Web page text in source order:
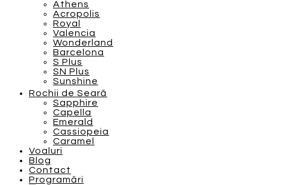
Athens
Acropolis
Royal
Valencia
Wonderland
Barcelona
S Plus
SN Plus
Sunshine
Rochii de Seară
Sapphire
Capella
Emerald
Cassiopeia
Caramel
Voaluri
Blog
Contact
Programări